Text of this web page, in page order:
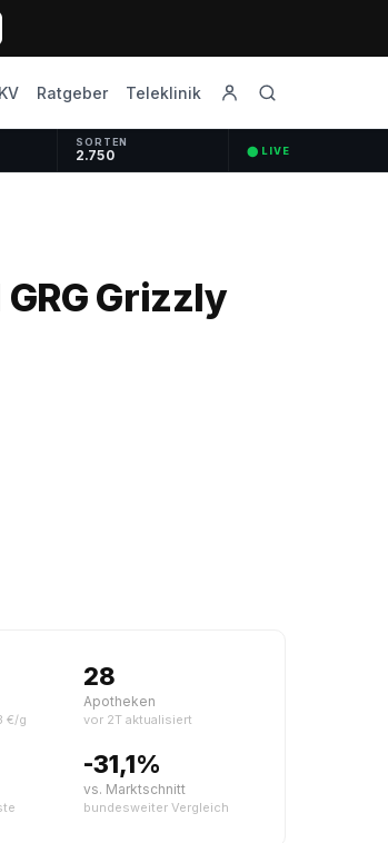
Ratgeber Teleklinik
SORTEN
2.750 ⬤ LIVE
Grizzly
€/g
28
Apotheken
vor 2T aktualisiert
-31,1%
vs. Marktschnitt
bundesweiter Vergleich